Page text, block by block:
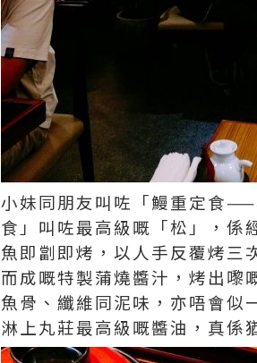
小妹同朋友叫咗「鰻重定食
食」叫咗最高級嘅「松」，係
魚即劏即烤，以人手反覆烤三
而成嘅特製蒲燒醬汁，烤出嚟
魚骨、纖維同泥味，亦唔會似
淋上丸莊最高級嘅醬油，真係